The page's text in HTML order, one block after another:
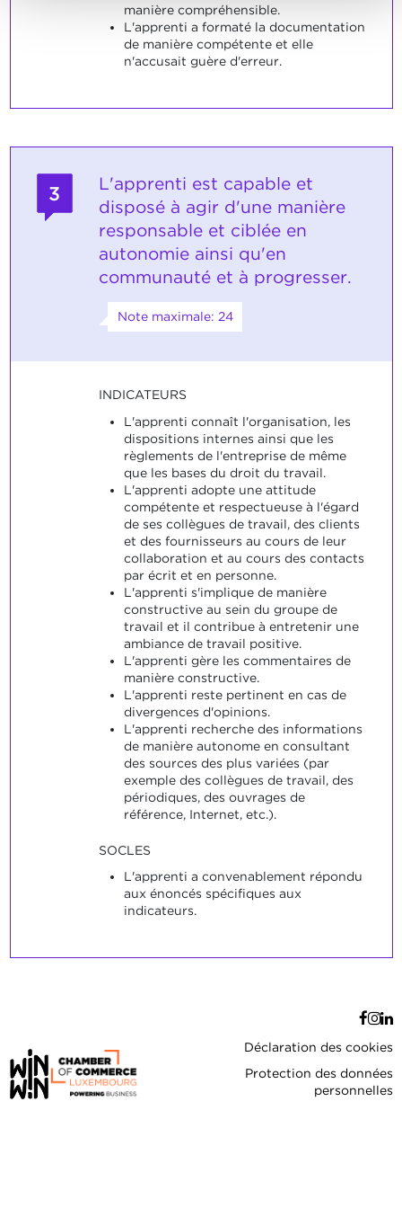
manière compréhensible.
L'apprenti a formaté la documentation
de manière compétente et elle
n'accusait guère d'erreur.
3
L'apprenti est capable et
disposé à agir d'une manière
responsable et ciblée en
autonomie ainsi qu'en
communauté et à progresser.
Note maximale: 24
INDICATEURS
L'apprenti connaît l'organisation, les
dispositions internes ainsi que les
règlements de l'entreprise de même
que les bases du droit du travail.
L'apprenti adopte une attitude
compétente et respectueuse à l'égard
de ses collègues de travail, des clients
et des fournisseurs au cours de leur
collaboration et au cours des contacts
par écrit et en personne.
L'apprenti s'implique de manière
constructive au sein du groupe de
travail et il contribue à entretenir une
ambiance de travail positive.
L'apprenti gère les commentaires de
manière constructive.
L'apprenti reste pertinent en cas de
divergences d'opinions.
L'apprenti recherche des informations
de manière autonome en consultant
des sources des plus variées (par
exemple des collègues de travail, des
périodiques, des ouvrages de
référence, Internet, etc.).
SOCLES
L'apprenti a convenablement répondu
aux énoncés spécifiques aux
indicateurs.
Déclaration des cookies
Protection des données
personnelles